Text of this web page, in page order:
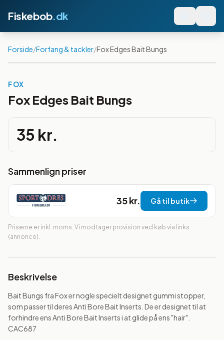
Fiskebob.dk
Forside/Forfang & tackler/Fox Edges Bait Bungs
FOX
Fox Edges Bait Bungs
35 kr.
Sammenlign priser
35 kr. Gå til butik
Priserne er inkl. moms. Vi modtager provision ved køb via links
(annonce).
Beskrivelse
Bait Bungs fra Fox er nogle specielt designet gummi stopper,
som passer til deres Anti Bore Bait Inserts. De er designet til at
forhindre ens Anti Bore Bait Inserts i at glide på ens "hair".
CAC687